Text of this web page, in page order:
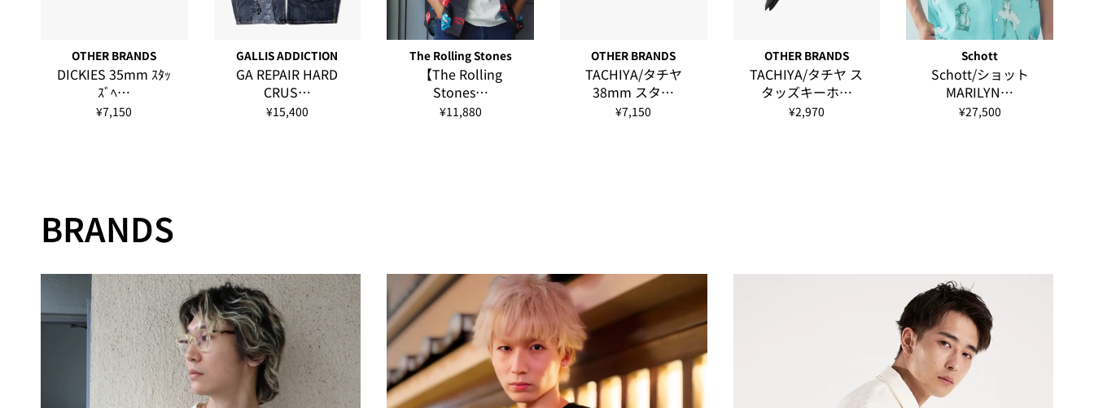
OTHER BRANDS
DICKIES 35mm ｽﾀｯ
ｽﾞﾍ…
¥7,150
GALLIS ADDICTION
GA REPAIR HARD
CRUS…
¥15,400
The Rolling Stones
【The Rolling
Stones…
¥11,880
OTHER BRANDS
TACHIYA/タチヤ
38mm スタ…
¥7,150
OTHER BRANDS
TACHIYA/タチヤ ス
タッズキーホ…
¥2,970
Schott
Schott/ショット
MARILYN…
¥27,500
BRANDS